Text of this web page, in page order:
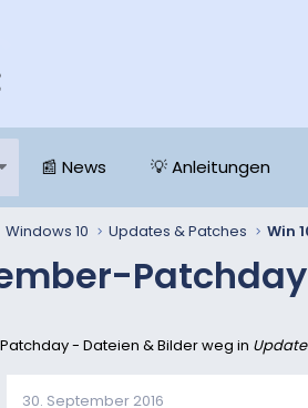
📰 News 💡 Anleitungen
Windows 10 Updates & Patches
- Dateien & Bilder weg in
30. September 2016